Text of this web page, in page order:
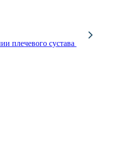
плечевого сустава